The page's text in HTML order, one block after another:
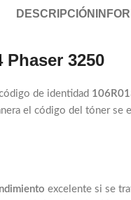
DESCRIPCIÓN
Phaser 3250
de identidad
el código del tóner se
excelente si se